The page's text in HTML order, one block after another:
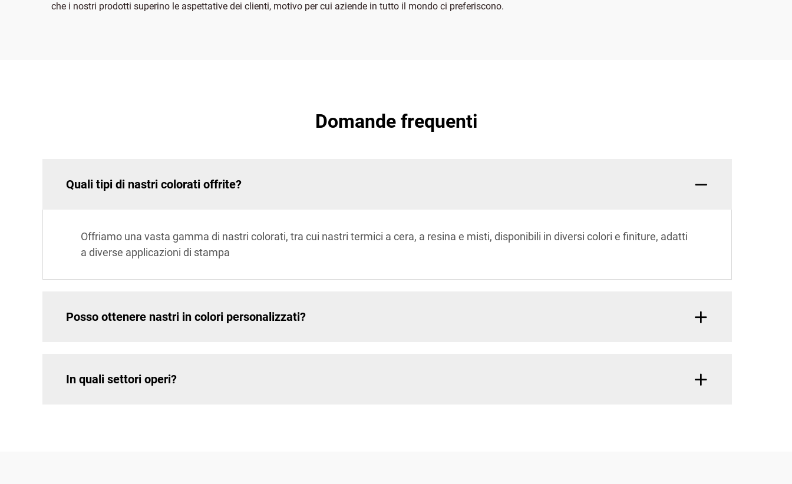
che i nostri prodotti superino le aspettative dei clienti, motivo per cui aziende in tutto il mondo ci preferiscono.
Domande frequenti
Quali tipi di nastri colorati offrite?
Offriamo una vasta gamma di nastri colorati, tra cui nastri termici a cera, a resina e misti, disponibili in diversi colori e finiture, adatti
a diverse applicazioni di stampa
Posso ottenere nastri in colori personalizzati?
In quali settori operi?